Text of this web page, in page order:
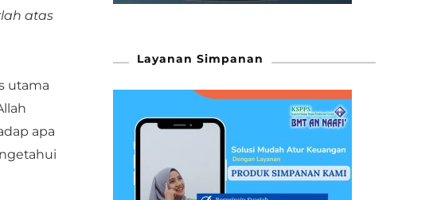
atas
utama
apa
Layanan Simpanan